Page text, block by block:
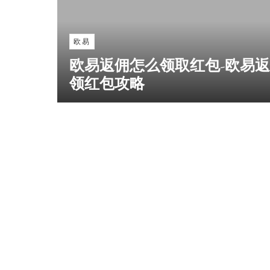
欧易
欧易返佣怎么领取红包-欧易
领红包攻略